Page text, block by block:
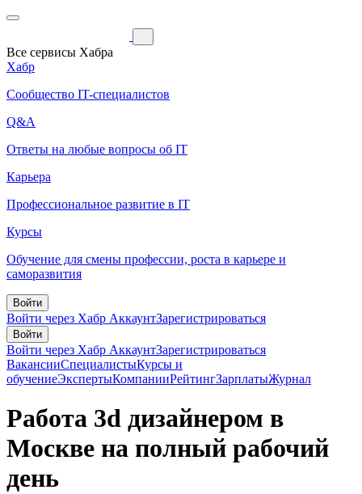
Все сервисы Хабра
Хабр
Сообщество IT-специалистов
Q&A
Ответы на любые вопросы об IT
Карьера
Профессиональное развитие в IT
Курсы
Обучение для смены профессии, роста в карьере и
саморазвития
Войти
Войти через Хабр АккаунтЗарегистрироваться
Войти
Войти через Хабр АккаунтЗарегистрироваться
ВакансииСпециалистыКурсы и
обучениеЭкспертыКомпанииРейтингЗарплатыЖурнал
Работа 3d дизайнером в
Москве на полный рабочий
день